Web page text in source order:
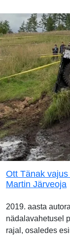
Ott Tänak
Martin Järveoja
2019. aasta
nädalavahetusel
rajal, osaledes